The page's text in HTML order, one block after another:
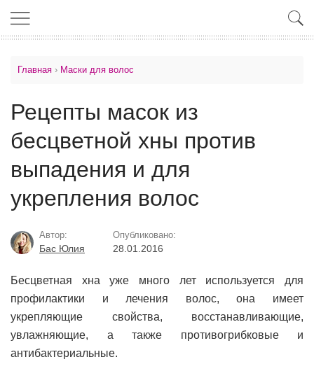
Главная › Маски для волос
Рецепты масок из
бесцветной хны против
выпадения и для
укрепления волос
Автор:
Бас Юлия
Опубликовано:
28.01.2016
Бесцветная хна уже много лет используется для
профилактики и лечения волос, она имеет
укрепляющие свойства, восстанавливающие,
увлажняющие, а также противогрибковые и
антибактериальные.